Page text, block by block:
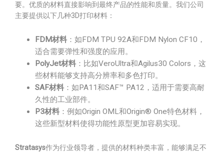
要。优质的材料直接影响到最终产品的性能和质量。我们公司
主要提供以下几种3D打印材料：
FDM材料 ：如FDM TPU 92A和FDM Nylon CF10，
适合需要弹性和强度的应用。
PolyJet材料 ：比如VeroUltra和Agilus30 Colors，这
些材料能够支持高分辨率和多色打印。
SAF材料 ：如PA11和SAF™ PA12，适用于需要高耐
久性的工业部件。
P3材料 ：例如Origin OML和Origin® One特色材料，
这些新型材料使得功能性原型更加容易实现。
Stratasys作为行业领导者，提供的材料种类丰富，能够满足不